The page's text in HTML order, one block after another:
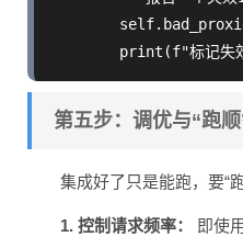
第五步：调优与“跑
集成好了只是能跑，要“
1. 控制请求频率：
即使